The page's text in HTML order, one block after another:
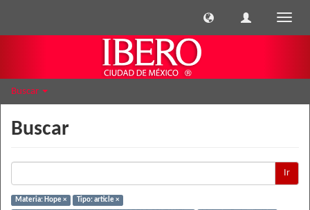
Buscar
Buscar
Ir
Materia: Hope ×
Tipo: article ×